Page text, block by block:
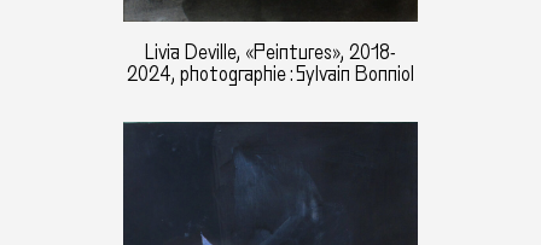
Livia Deville, «Peintures», 2018-
2024, photographie : Sylvain Bonniol